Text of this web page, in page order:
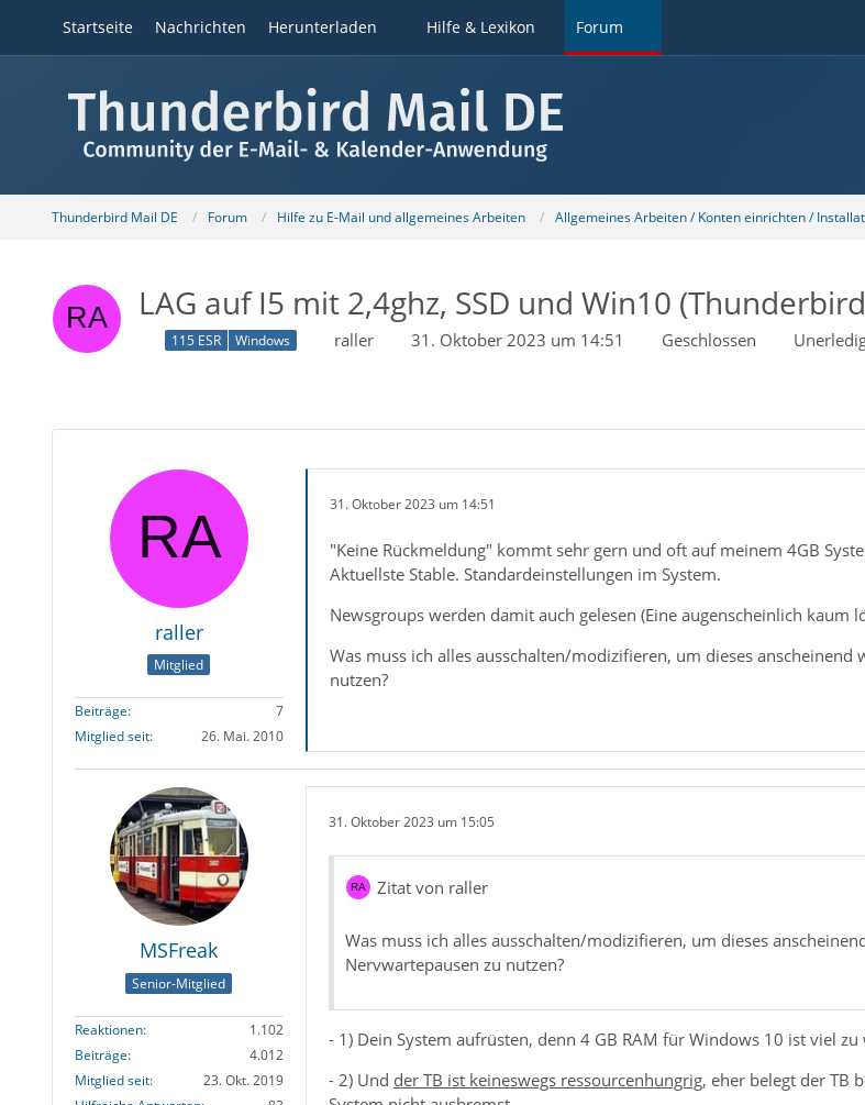
Startseite Nachrichten Herunterladen Hilfe & Lexikon Forum
Thunderbird Mail DE Forum Hilfe zu E-Mail und allgemeines Arbeiten Allgemeines Arbeiten / Konten einrichten /
LAG auf I5 mit 2,4ghz, SSD und Win10
115 ESR Windows raller 31. Oktober 2023 um 14:51 Geschlossen
raller
Mitglied
Beiträge
7
Mitglied seit
26. Mai. 2010
31. Oktober 2023 um 14:51
"Keine Rückmeldung" kommt sehr gern und oft auf meinem 4GB
Aktuellste Stable. Standardeinstellungen im System.
Newsgroups werden damit auch gelesen (Eine augenscheinlich kaum
Was muss ich alles ausschalten/modizifieren, um dieses
nutzen?
MSFreak
Senior-Mitglied
Reaktionen
1.102
Beiträge
4.012
Mitglied seit
23. Okt. 2019
31. Oktober 2023 um 15:05
Zitat von raller
Was muss ich alles ausschalten/modizifieren, um dieses
Nervwartepausen zu nutzen?
- 1) Dein System aufrüsten, denn 4 GB RAM für Windows 10 ist viel zu
- 2) Und der TB ist keineswegs ressourcenhungrig, eher belegt der TB